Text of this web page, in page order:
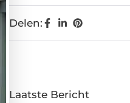
Delen:
Laatste Bericht